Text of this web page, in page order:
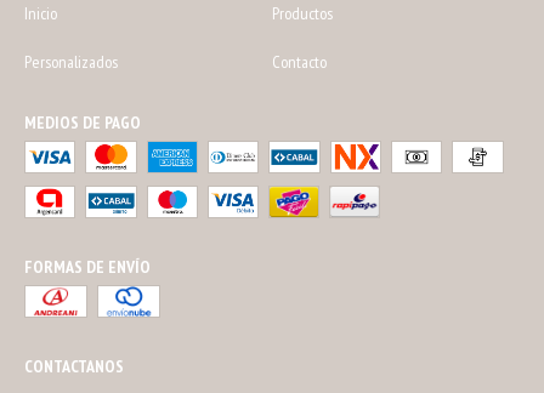
Inicio
Productos
Personalizados Contacto
MEDIOS DE PAGO
FORMAS DE ENVÍO
CONTACTANOS